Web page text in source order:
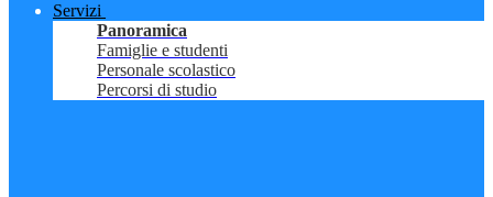
Servizi
Panoramica
Famiglie e studenti
Personale scolastico
Percorsi di studio